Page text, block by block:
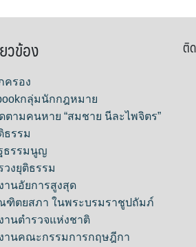
วข้อง
ครอง
กลุ่มนักกฎหมาย
ตามคนหาย “สมชาย นีละไพจิตร”
ธรรม
ธรรมนูญ
วงยุติธรรม
านอัยการสูงสุด
ฑิตยสภา ในพระบรมราชูปถัมภ์
านตำรวจแห่งชาติ
านคณะกรรมการกฤษฎีกา
ติ